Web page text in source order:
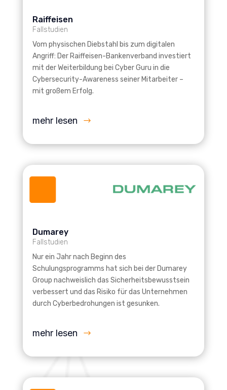
Raiffeisen
Fallstudien
Vom physischen Diebstahl bis zum digitalen
Angriff: Der Raiffeisen-Bankenverband investiert
mit der Weiterbildung bei Cyber Guru in die
Cybersecurity-Awareness seiner Mitarbeiter –
mit großem Erfolg.
mehr lesen
Dumarey
Fallstudien
Nur ein Jahr nach Beginn des
Schulungsprogramms hat sich bei der Dumarey
Group nachweislich das Sicherheitsbewusstsein
verbessert und das Risiko für das Unternehmen
durch Cyberbedrohungen ist gesunken.
mehr lesen